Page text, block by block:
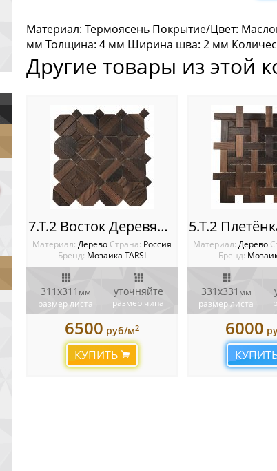
Материал: Термоясень Покрытие/Цвет:
мм Толщина: 4 мм Ширина шва: 2 мм
Другие товары из этой
7.T.2 Восток Деревянная мозаика TARSI Intarsia
Материал: Дерево Cтрана: Россия
Бренд: Мозаика TARSI
311х311 мм
размер листа
уточняйте
размер чипа
6500 руб/м2
КУПИТЬ
Материал:Дерево
Бренд:
331х331 мм
размер листа
6000